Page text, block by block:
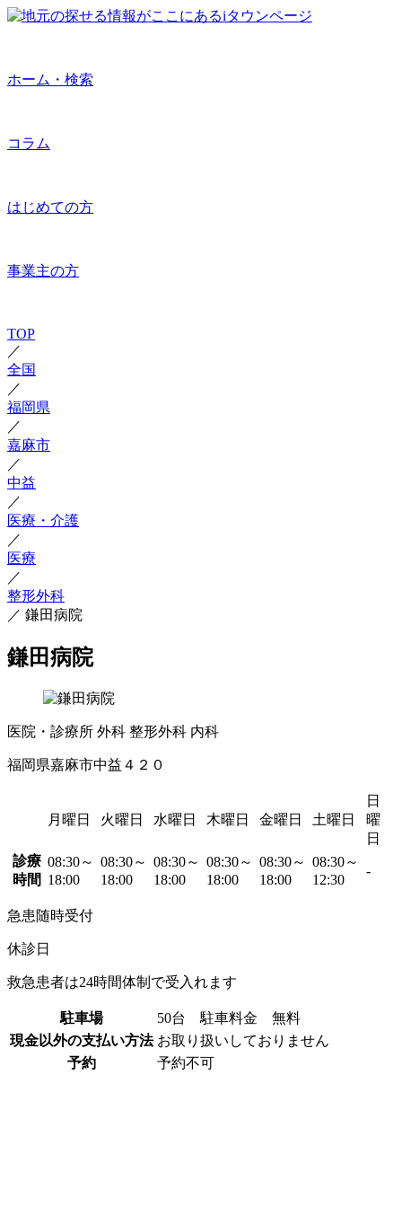
ホーム・検索
コラム
はじめての方
事業主の方
TOP
／
全国
／
福岡県
／
嘉麻市
／
中益
／
医療・介護
／
医療
／
整形外科
／ 鎌田病院
鎌田病院
医院・診療所 外科 整形外科 内科
福岡県嘉麻市中益４２０
月曜日 火曜日 水曜日 木曜日 金曜日 土曜日
日
曜
日
診療
時間
08:30～
18:00
08:30～
18:00
08:30～
18:00
08:30～
18:00
08:30～
18:00
08:30～
12:30
-
急患随時受付
休診日
救急患者は24時間体制で受入れます
駐車場
50台 駐車料金 無料
現金以外の支払い方法 お取り扱いしておりません
予約
予約不可